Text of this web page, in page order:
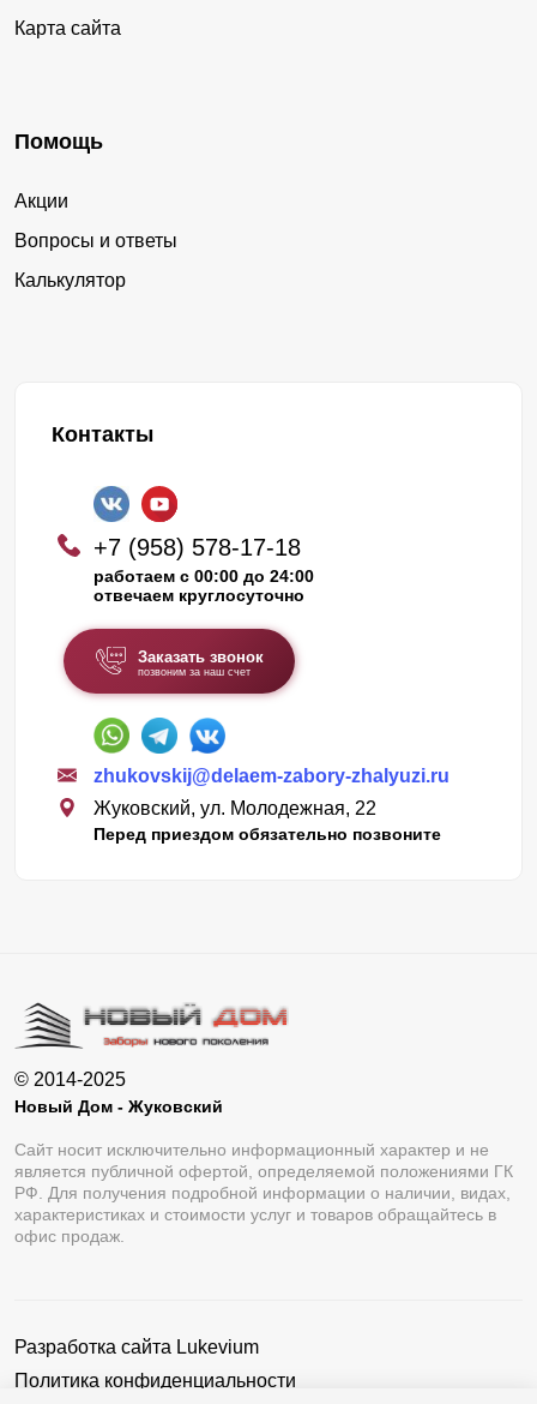
Карта сайта
Помощь
Акции
Вопросы и ответы
Калькулятор
Контакты
+7 (958) 578-17-18
работаем с 00:00 до 24:00
отвечаем круглосуточно
Заказать звонок
позвоним за наш счет
zhukovskij@delaem-zabory-zhalyuzi.ru
Жуковский, ул. Молодежная, 22
Перед приездом обязательно позвоните
© 2014-2025
Новый Дом - Жуковский
Сайт носит исключительно информационный характер и не
является публичной офертой, определяемой положениями ГК
РФ. Для получения подробной информации о наличии, видах,
характеристиках и стоимости услуг и товаров обращайтесь в
офис продаж.
Разработка сайта Lukevium
Политика конфиденциальности